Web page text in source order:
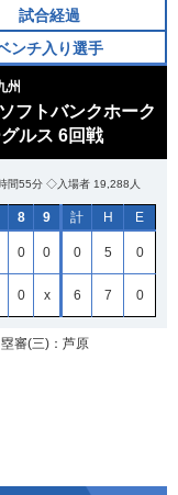
試合経過
ンチ入り選手
州
フトバンクホーク
ルス 6回戦
間55分 ◇入場者 19,288人
8 9 計 H E
0 0 0 5 0
0 x 6 7 0
審(三)：芦原